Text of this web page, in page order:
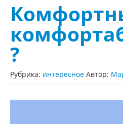
?
Рубрика: интересное Автор: